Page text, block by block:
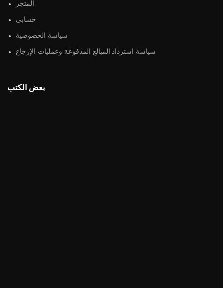
المتجر
حسابي
سياسة الخصوصية
سياسة استرداد المبالغ المدفوعة وعمليات الإرجاع
بعض الكتب